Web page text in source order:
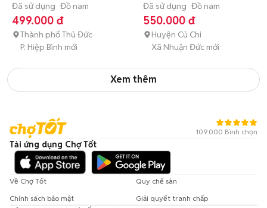
Đã sử dụng Đồ nam
499.000 đ
Thành phố Thủ Đức
P. Hiệp Bình mới
Đã sử dụng Đồ nam
550.000 đ
Huyện Củ Chi
Xã Nhuận Đức mới
Xem thêm
109.000 Bình chọn
Tải ứng dụng Chợ Tốt
Về Chợ Tốt
Quy chế sàn
Chính sách bảo mật
Giải quyết tranh chấp